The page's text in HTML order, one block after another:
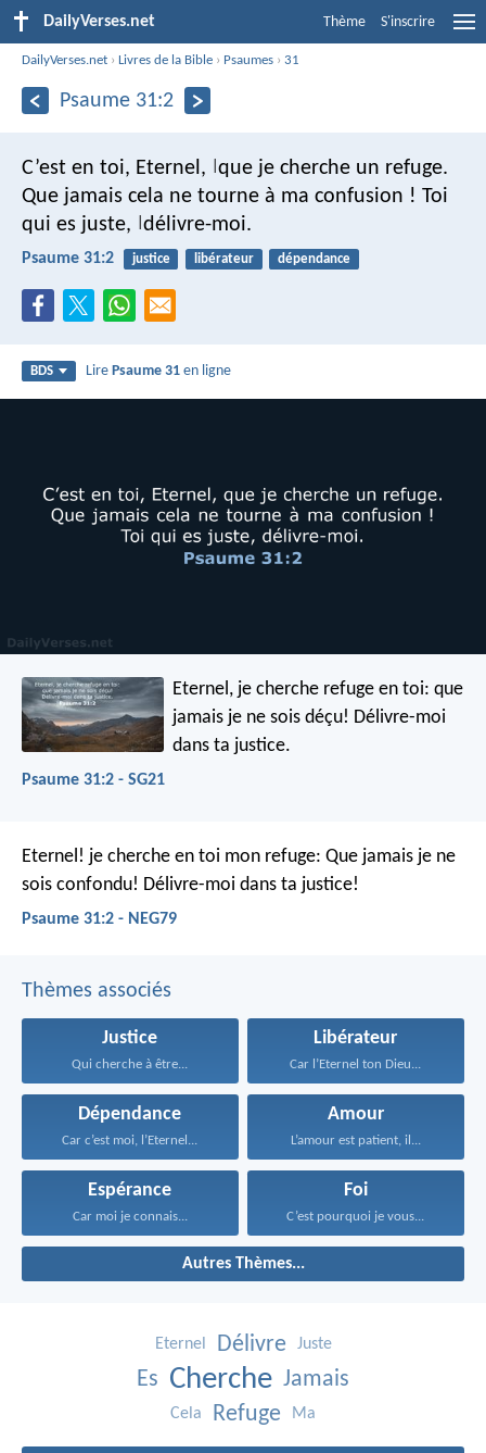
DailyVerses.net Thème S'inscrire
DailyVerses.net ›Livres de la Bible › Psaumes ›31
Psaume 31:2
C’est en toi, Eternel, que je cherche un refuge.
Que jamais cela ne tourne à ma confusion ! Toi
qui es juste, délivre-moi.
Psaume 31:2 justice libérateur dépendance
BDS LirePsaume 31 en ligne
Eternel, je cherche refuge en toi: que
jamais je ne sois déçu! Délivre-moi
dans ta justice.
Psaume 31:2 - SG21
Eternel! je cherche en toi mon refuge: Que jamais je ne
sois confondu! Délivre-moi dans ta justice!
Psaume 31:2 - NEG79
Thèmes associés
Justice
Qui cherche à être...
Libérateur
Car l’Eternel ton Dieu...
Dépendance
Car c’est moi, l’Eternel...
Amour
L’amour est patient, il...
Espérance
Car moi je connais...
Foi
C’est pourquoi je vous...
Autres Thèmes...
Eternel Délivre Juste
Es Cherche Jamais
Cela Refuge Ma